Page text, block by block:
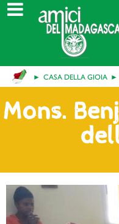
CASA DELLA GIOIA
Mons.